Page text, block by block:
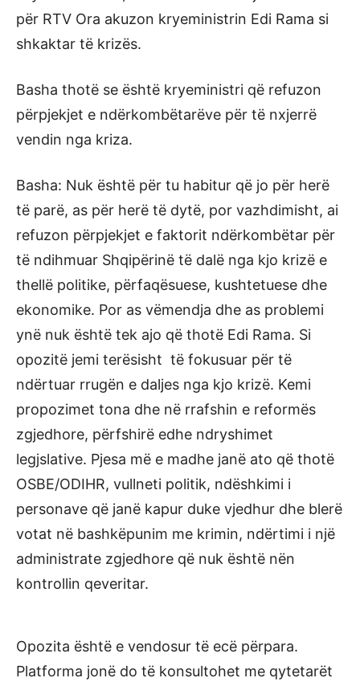
për RTV Ora akuzon kryeministrin Edi Rama si
shkaktar të krizës.
Basha thotë se është kryeministri që refuzon
përpjekjet e ndërkombëtarëve për të nxjerrë
vendin nga kriza.
Basha: Nuk është për tu habitur që jo për herë
të parë, as për herë të dytë, por vazhdimisht, ai
refuzon përpjekjet e faktorit ndërkombëtar për
të ndihmuar Shqipërinë të dalë nga kjo krizë e
thellë politike, përfaqësuese, kushtetuese dhe
ekonomike. Por as vëmendja dhe as problemi
ynë nuk është tek ajo që thotë Edi Rama. Si
opozitë jemi terësisht të fokusuar për të
ndërtuar rrugën e daljes nga kjo krizë. Kemi
propozimet tona dhe në rrafshin e reformës
zgjedhore, përfshirë edhe ndryshimet
legjslative. Pjesa më e madhe janë ato që thotë
OSBE/ODIHR, vullneti politik, ndëshkimi i
personave që janë kapur duke vjedhur dhe blerë
votat në bashkëpunim me krimin, ndërtimi i një
administrate zgjedhore që nuk është nën
kontrollin qeveritar.
Opozita është e vendosur të ecë përpara.
Platforma jonë do të konsultohet me qytetarët